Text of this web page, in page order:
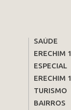
SAÚDE
ERECHIM
ESPECIAL
ERECHIM
TURISMO
BAIRROS